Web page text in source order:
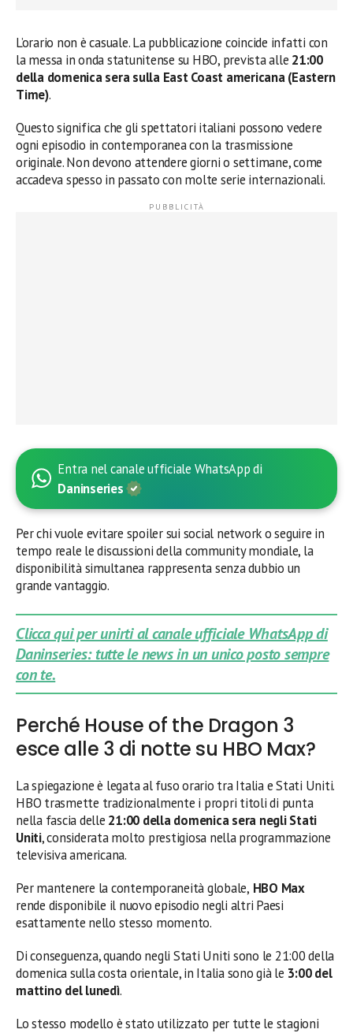
L’orario non è casuale. La pubblicazione coincide infatti con
la messa in onda statunitense su HBO, prevista alle 21:00
della domenica sera sulla East Coast americana (Eastern
Time).
Questo significa che gli spettatori italiani possono vedere
ogni episodio in contemporanea con la trasmissione
originale. Non devono attendere giorni o settimane, come
accadeva spesso in passato con molte serie internazionali.
Entra nel canale ufficiale WhatsApp di
Daninseries
Per chi vuole evitare spoiler sui social network o seguire in
tempo reale le discussioni della community mondiale, la
disponibilità simultanea rappresenta senza dubbio un
grande vantaggio.
Clicca qui per unirti al canale ufficiale WhatsApp di
Daninseries: tutte le news in un unico posto sempre
con te.
Perché House of the Dragon 3
esce alle 3 di notte su HBO Max?
La spiegazione è legata al fuso orario tra Italia e Stati Uniti.
HBO trasmette tradizionalmente i propri titoli di punta
nella fascia delle 21:00 della domenica sera negli Stati
Uniti, considerata molto prestigiosa nella programmazione
televisiva americana.
Per mantenere la contemporaneità globale, HBO Max
rende disponibile il nuovo episodio negli altri Paesi
esattamente nello stesso momento.
Di conseguenza, quando negli Stati Uniti sono le 21:00 della
domenica sulla costa orientale, in Italia sono già le 3:00 del
mattino del lunedì.
Lo stesso modello è stato utilizzato per tutte le stagioni